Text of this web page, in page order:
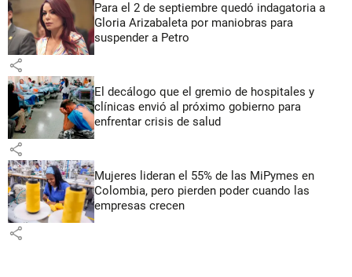
Para el 2 de septiembre quedó indagatoria a
Gloria Arizabaleta por maniobras para
suspender a Petro
share
El decálogo que el gremio de hospitales y
clínicas envió al próximo gobierno para
enfrentar crisis de salud
share
Mujeres lideran el 55% de las MiPymes en
Colombia, pero pierden poder cuando las
empresas crecen
share